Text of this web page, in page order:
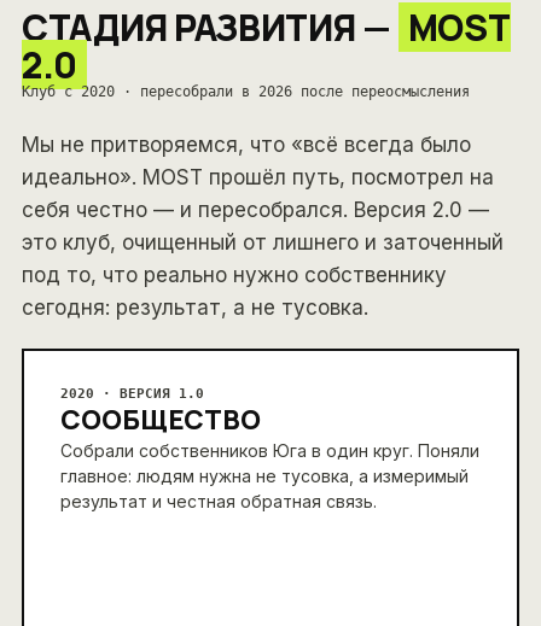
СТАДИЯ РАЗВИТИЯ — MOST
2.0
Клуб с 2020 · пересобрали в 2026 после переосмысления
Мы не притворяемся, что «всё всегда было
идеально». MOST прошёл путь, посмотрел на
себя честно — и пересобрался. Версия 2.0 —
это клуб, очищенный от лишнего и заточенный
под то, что реально нужно собственнику
сегодня: результат, а не тусовка.
2020 · ВЕРСИЯ 1.0
СООБЩЕСТВО
Собрали собственников Юга в один круг. Поняли
главное: людям нужна не тусовка, а измеримый
результат и честная обратная связь.